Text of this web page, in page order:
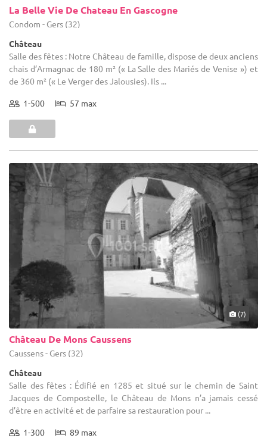
La Belle Vie De Chateau En Gascogne
Condom - Gers (32)
Château
Salle des fêtes : Notre Château de famille, dispose de deux anciens
chais d’Armagnac de 180 m² (« La Salle des Mariés de Venise ») et
de 360 m² (« Le Verger des Jalousies). Ils ...
1-500 57 max
(7)
Château De Mons Caussens
Caussens - Gers (32)
Château
Salle des fêtes : Édifié en 1285 et situé sur le chemin de Saint
Jacques de Compostelle, le Château de Mons n’a jamais cessé
d’être en activité et de parfaire sa restauration pour ...
1-300 89 max